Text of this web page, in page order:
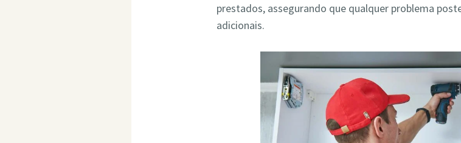
prestados, assegurando que qualquer problema
adicionais.